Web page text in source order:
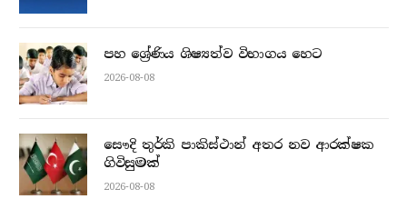
පහ ශ්‍රේණිය ශිෂ්‍යත්ව විභාගය හෙට
2026-08-08
සෞදි තුර්කි පාකිස්ථාන් අතර නව ආරක්ෂක
ගිවිසුමක්
2026-08-08